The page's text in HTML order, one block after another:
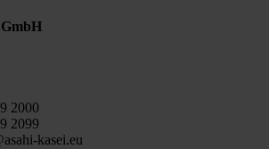
2000
2099
kasei.eu